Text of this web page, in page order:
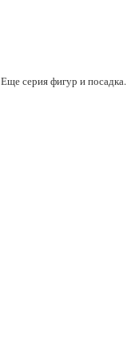
Еще серия фигур и посадка.